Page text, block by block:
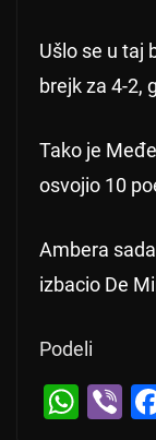
Ušlo se u taj
brejk za 4-2,
Tako je
osvojio 10
Ambera
izbacio De
Podeli
W Vi